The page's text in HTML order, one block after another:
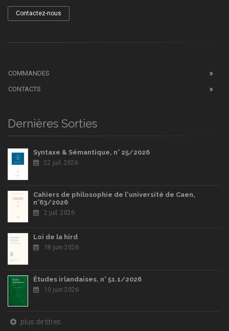
Contactez-nous
COMMANDES
CONTACTS
Dernières Sorties
Syntaxe & Sémantique, n° 25/2026
22 juil. 2026
Cahiers de philosophie de l'université de Caen,
n°63/2026
2 juil. 2026
Loi de la hird
18 juin 2026
Études irlandaises, n° 51.1/2026
10 juin 2026
plus de titres